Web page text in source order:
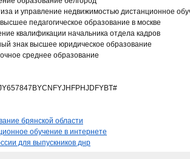
и управление недвижимостью дистанционное
педагогическое образование в москве
квалификации начальника отдела кадров
знак высшее юридическое образование
среднее образование
брянской области
обучение в интернете
для выпускников днр